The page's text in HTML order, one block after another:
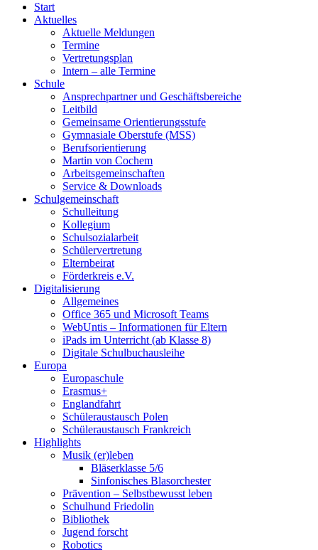
Start
Aktuelles
Aktuelle Meldungen
Termine
Vertretungsplan
Intern – alle Termine
Schule
Ansprechpartner und Geschäftsbereiche
Leitbild
Gemeinsame Orientierungsstufe
Gymnasiale Oberstufe (MSS)
Berufsorientierung
Martin von Cochem
Arbeitsgemeinschaften
Service & Downloads
Schulgemeinschaft
Schulleitung
Kollegium
Schulsozialarbeit
Schülervertretung
Elternbeirat
Förderkreis e.V.
Digitalisierung
Allgemeines
Office 365 und Microsoft Teams
WebUntis – Informationen für Eltern
iPads im Unterricht (ab Klasse 8)
Digitale Schulbuchausleihe
Europa
Europaschule
Erasmus+
Englandfahrt
Schüleraustausch Polen
Schüleraustausch Frankreich
Highlights
Musik (er)leben
Bläserklasse 5/6
Sinfonisches Blasorchester
Prävention – Selbstbewusst leben
Schulhund Friedolin
Bibliothek
Jugend forscht
Robotics